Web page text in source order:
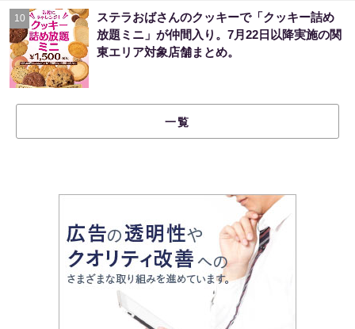
10
ステラおばさんのクッキーで「クッキー詰め
放題ミニ」が仲間入り。7月22日以降実施の関
東エリア対象店舗まとめ。
一覧